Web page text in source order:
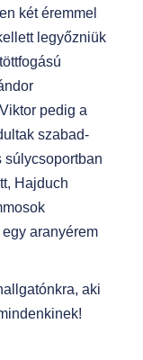
két éremmel
legyőzniük
pedig a
szabad-
súlycsoportban
Hajduch
aranyérem
aki